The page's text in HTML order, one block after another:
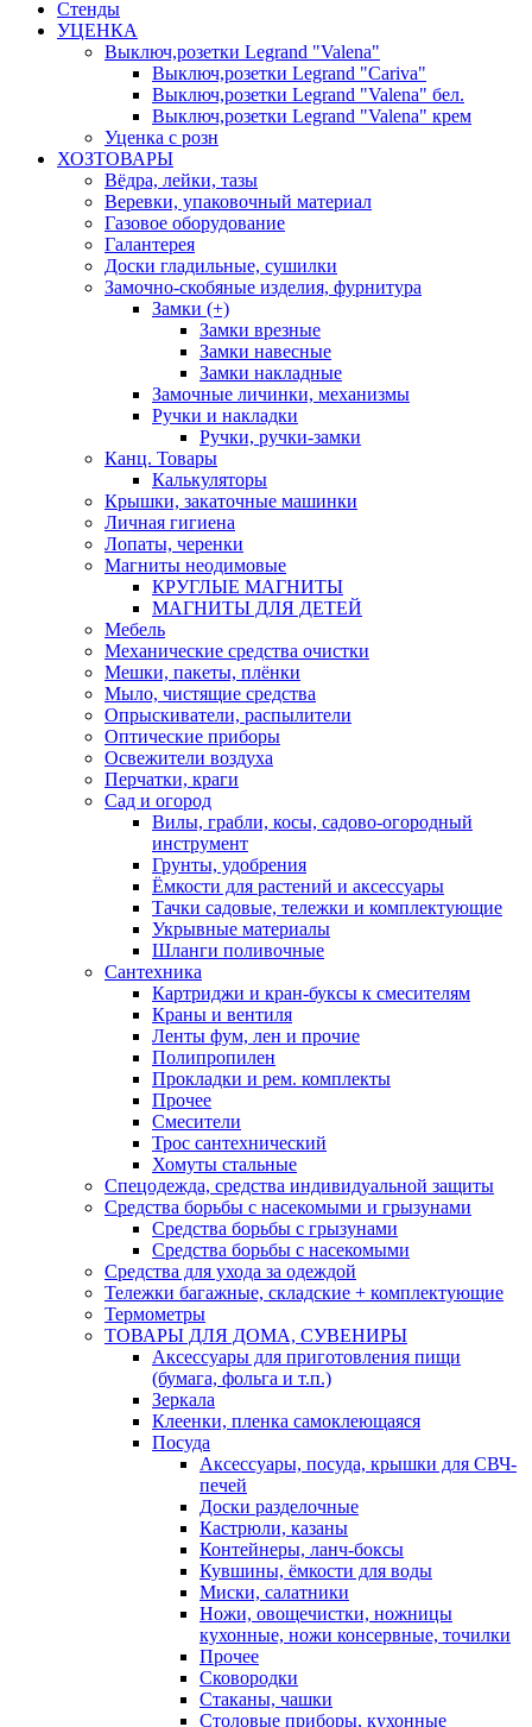
Стенды
УЦЕНКА
Выключ,розетки Legrand "Valena"
Выключ,розетки Legrand "Cariva"
Выключ,розетки Legrand "Valena" бел.
Выключ,розетки Legrand "Valena" крем
Уценка с розн
ХОЗТОВАРЫ
Вёдра, лейки, тазы
Веревки, упаковочный материал
Газовое оборудование
Галантерея
Доски гладильные, сушилки
Замочно-скобяные изделия, фурнитура
Замки (+)
Замки врезные
Замки навесные
Замки накладные
Замочные личинки, механизмы
Ручки и накладки
Ручки, ручки-замки
Канц. Товары
Калькуляторы
Крышки, закаточные машинки
Личная гигиена
Лопаты, черенки
Магниты неодимовые
КРУГЛЫЕ МАГНИТЫ
МАГНИТЫ ДЛЯ ДЕТЕЙ
Мебель
Механические средства очистки
Мешки, пакеты, плёнки
Мыло, чистящие средства
Опрыскиватели, распылители
Оптические приборы
Освежители воздуха
Перчатки, краги
Сад и огород
Вилы, грабли, косы, садово-огородный
инструмент
Грунты, удобрения
Ёмкости для растений и аксессуары
Тачки садовые, тележки и комплектующие
Укрывные материалы
Шланги поливочные
Сантехника
Картриджи и кран-буксы к смесителям
Краны и вентиля
Ленты фум, лен и прочие
Полипропилен
Прокладки и рем. комплекты
Прочее
Смесители
Трос сантехнический
Хомуты стальные
Спецодежда, средства индивидуальной защиты
Средства борьбы с насекомыми и грызунами
Средства борьбы с грызунами
Средства борьбы с насекомыми
Средства для ухода за одеждой
Тележки багажные, складские + комплектующие
Термометры
ТОВАРЫ ДЛЯ ДОМА, СУВЕНИРЫ
Аксессуары для приготовления пищи
(бумага, фольга и т.п.)
Зеркала
Клеенки, пленка самоклеющаяся
Посуда
Аксессуары, посуда, крышки для СВЧ-
печей
Доски разделочные
Кастрюли, казаны
Контейнеры, ланч-боксы
Кувшины, ёмкости для воды
Миски, салатники
Ножи, овощечистки, ножницы
кухонные, ножи консервные, точилки
Прочее
Сковородки
Стаканы, чашки
Столовые приборы, кухонные